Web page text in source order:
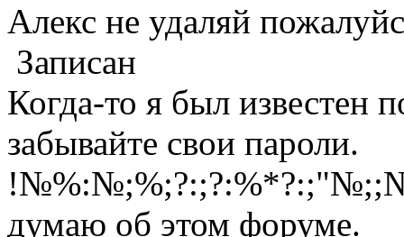
Алекс не удаляй
Записан
Когда-то я был известен
забывайте свои пароли.
думаю об этом форуме.